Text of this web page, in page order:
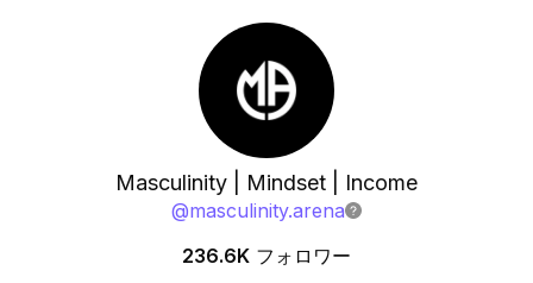
Masculinity | Mindset | Income
@masculinity.arena
236.6K フォロワー